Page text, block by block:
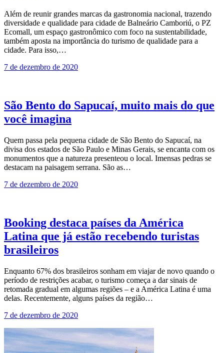
Além de reunir grandes marcas da gastronomia nacional, trazendo
diversidade e qualidade para cidade de Balneário Camboriú, o PZ
Ecomall, um espaço gastronômico com foco na sustentabilidade,
também aposta na importância do turismo de qualidade para a
cidade. Para isso,…
7 de dezembro de 2020
São Bento do Sapucaí, muito mais do que
você imagina
Quem passa pela pequena cidade de São Bento do Sapucaí, na
divisa dos estados de São Paulo e Minas Gerais, se encanta com os
monumentos que a natureza presenteou o local. Imensas pedras se
destacam na paisagem serrana. São as…
7 de dezembro de 2020
Booking destaca países da América
Latina que já estão recebendo turistas
brasileiros
Enquanto 67% dos brasileiros sonham em viajar de novo quando o
período de restrições acabar, o turismo começa a dar sinais de
retomada gradual em algumas regiões – e a América Latina é uma
delas. Recentemente, alguns países da região…
7 de dezembro de 2020